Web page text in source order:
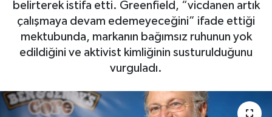
belirterek istifa etti. Greenfield, “vicdanen artık
çalışmaya devam edemeyeceğini” ifade ettiği
mektubunda, markanın bağımsız ruhunun yok
edildiğini ve aktivist kimliğinin susturulduğunu
vurguladı.
OTO DETAY
SAĞLIK
SON DAKİKA